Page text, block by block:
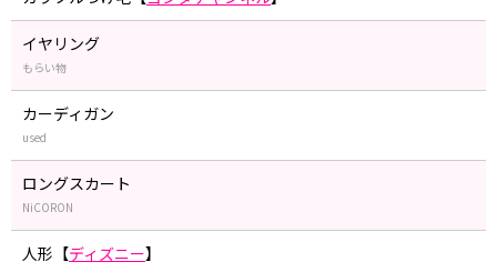
イヤリング
もらい物
カーディガン
used
ロングスカート
NiCORON
人形【ディズニー】